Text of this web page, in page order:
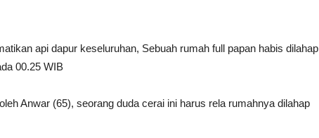
api dapur keseluruhan, Sebuah rumah full papan habis dilahap
00.25 WIB
Anwar (65), seorang duda cerai ini harus rela rumahnya dilahap